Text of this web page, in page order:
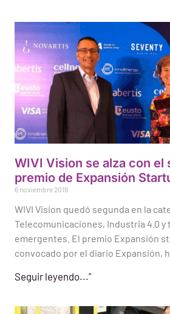
WIVI Vision se alza con el
premio de Expansión
6 noviembre 2019
WIVI Vision quedó segunda en la
Telecomunicaciones, Industria 4.0 y
emergentes. El premio Expansión
convocado por el diario Expansión,
Seguir leyendo..."